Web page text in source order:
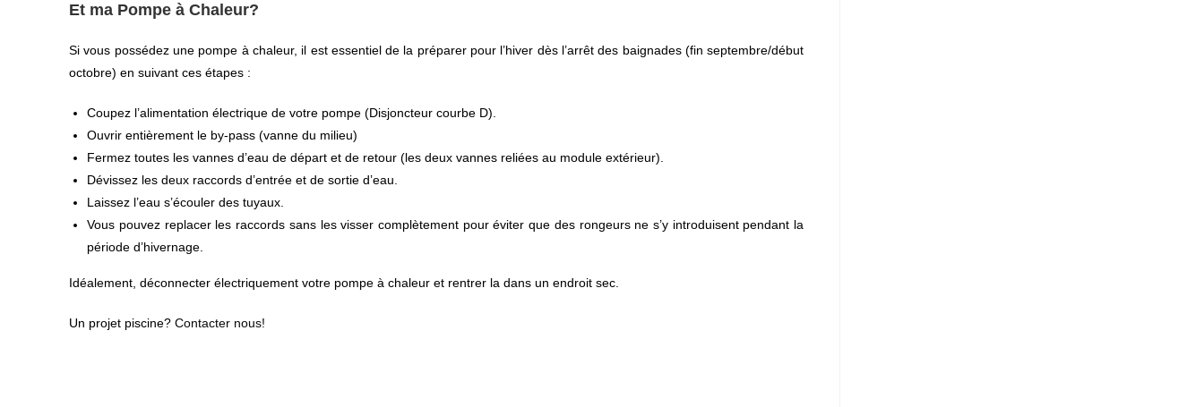
Et ma Pompe à Chaleur?
Si vous possédez une pompe à chaleur, il est essentiel de la préparer pour l’hiver dès l’arrêt des baignades (fin septembre/début
octobre) en suivant ces étapes :
Coupez l’alimentation électrique de votre pompe (Disjoncteur courbe D).
Ouvrir entièrement le by-pass (vanne du milieu)
Fermez toutes les vannes d’eau de départ et de retour (les deux vannes reliées au module extérieur).
Dévissez les deux raccords d’entrée et de sortie d’eau.
Laissez l’eau s’écouler des tuyaux.
Vous pouvez replacer les raccords sans les visser complètement pour éviter que des rongeurs ne s’y introduisent pendant la
période d’hivernage.
Idéalement, déconnecter électriquement votre pompe à chaleur et rentrer la dans un endroit sec.
Un projet piscine?Contacter nous!